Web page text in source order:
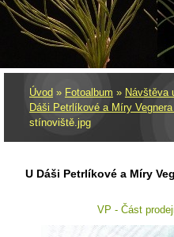
Úvod » Fotoalbum » Návštěva
Dáši Petrlíkové a Míry
stínoviště.jpg
U Dáši Petrlíkové a Míry
VP - Část